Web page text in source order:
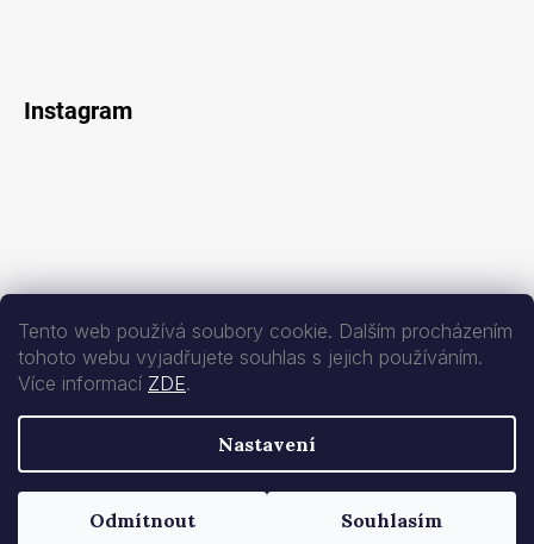
Tento web používá soubory cookie. Dalším procházením
tohoto webu vyjadřujete souhlas s jejich používáním.
Více informací ZDE.
Nastavení
Odmítnout Souhlasím
Instagram
Sledovat na Instagramu
Vytvořil Shoptet
. Všechna práva vyhrazena.